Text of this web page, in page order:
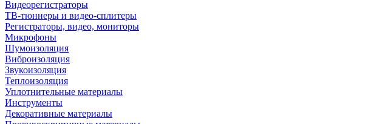
Видеорегистраторы
ТВ-тюннеры и видео-сплитеры
Регистраторы, видео, мониторы
Микрофоны
Шумоизоляция
Виброизоляция
Звукоизоляция
Теплоизоляция
Уплотнительные материалы
Инструменты
Декоративные материалы